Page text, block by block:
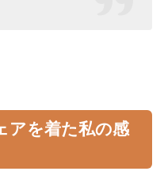
アを着た私の感